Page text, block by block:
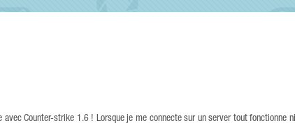
avec Counter-strike 1.6 ! Lorsque je me connecte sur un server tout fonctionne